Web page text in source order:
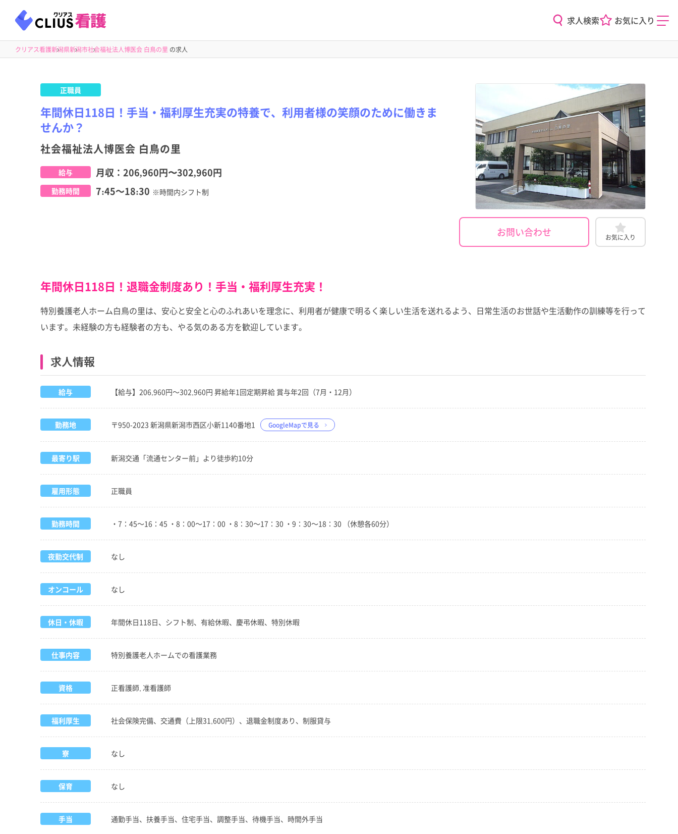
求人検索 お気に入り
クリアス看護新潟県新潟市社会福祉法人博医会 白鳥の里 の求人
正職員
年間休日118日！手当・福利厚生充実の特養で、利用者様の笑顔のために働きま
せんか？
社会福祉法人博医会 白鳥の里
お問い合わせ お気に入り
給与 月収： 206,960円〜302,960円
勤務時間 7:45～18:30 ※時間内シフト制
年間休日118日！退職金制度あり！手当・福利厚生充実！
特別養護老人ホーム白鳥の里は、安心と安全と心のふれあいを理念に、利用者が健康で明るく楽しい生活を送れるよう、日常生活のお世話や生活動作の訓練等を行って
います。未経験の方も経験者の方も、やる気のある方を歓迎しています。
求人情報
給与 【給与】206,960円～302,960円 昇給年1回定期昇給 賞与年2回（7月・12月）
勤務地 〒950-2023 新潟県新潟市西区小新1140番地1 GoogleMapで見る
最寄り駅 新潟交通「流通センター前」より徒歩約10分
雇用形態 正職員
勤務時間 ・7：45～16：45 ・8：00～17：00 ・8：30～17：30 ・9：30～18：30 （休憩各60分）
夜勤交代制 なし
オンコール なし
休日・休暇 年間休日118日、シフト制、有給休暇、慶弔休暇、特別休暇
仕事内容 特別養護老人ホームでの看護業務
資格 正看護師, 准看護師
福利厚生 社会保険完備、交通費（上限31,600円）、退職金制度あり、制服貸与
寮 なし
保育 なし
手当 通勤手当、扶養手当、住宅手当、調整手当、待機手当、時間外手当